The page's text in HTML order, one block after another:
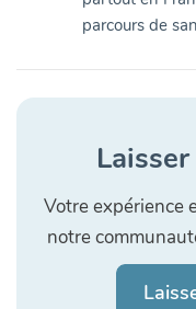
parcours de
Votre expérience
notre